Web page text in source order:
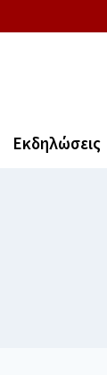
Εκδηλώσεις